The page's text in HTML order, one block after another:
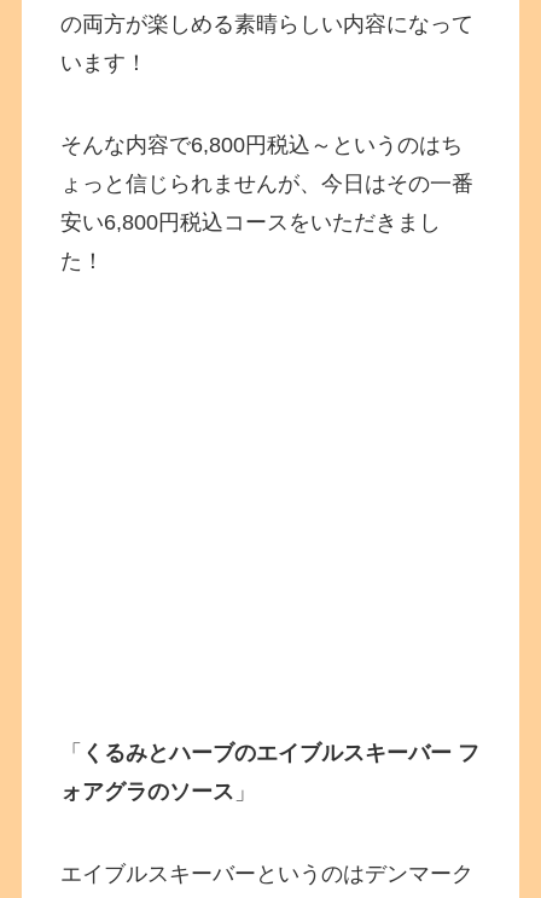
の両方が楽しめる素晴らしい内容になって
います！
そんな内容で6,800円税込～というのはち
ょっと信じられませんが、今日はその一番
安い6,800円税込コースをいただきまし
た！
「 くるみとハーブのエイブルスキーバー フ
ォアグラのソース 」
エイブルスキーバーというのはデンマーク